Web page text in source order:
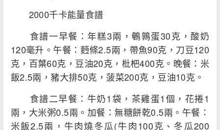
2000千卡能量食譜
食譜一早餐：年糕3兩，鵪鶉蛋30克，酸奶
120毫升。午餐：麪條2.5兩，帶魚90克，刀豆120
克，百葉60克，豆油20克，枇杷400克。晚餐：米
飯2.5兩，豬大排50克，菠菜200克，豆油10克。
食譜二早餐：牛奶1袋，茶雞蛋1個，花捲1
兩，大米粥0.5兩。加餐：無糖餅乾0.5兩。午餐：
米飯2.5兩，牛肉燒冬瓜(牛肉100克、冬瓜200